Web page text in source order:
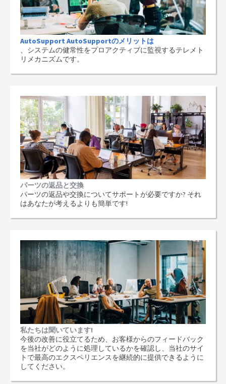
AutoSupport AutoSupportのメリットは
、システムの健常性をプロアクティブに監視するテレメト
リメカニズムです。
パーツの返品と交換
パーツの返品や交換についてサポートが必要ですか? それ
はあなたが考えるよりも簡単です!
私たちは聞いています!
今後の改善に役立てるため、お客様からのフィードバック
を当社がどのように処理しているかを確認し、当社のサイ
トで最高のエクスペリエンスを継続的に提供できるように
してください。